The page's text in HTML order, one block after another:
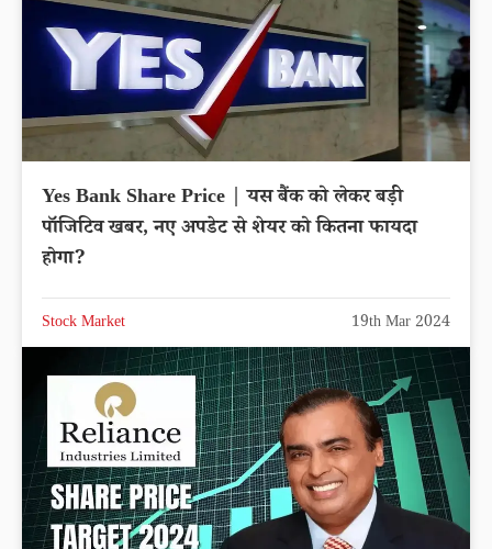
Yes Bank Share Price | यस बैंक को लेकर बड़ी
पॉजिटिव खबर, नए अपडेट से शेयर को कितना फायदा
होगा?
Stock Market 19th Mar 2024